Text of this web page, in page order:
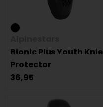
Bionic Plus Youth Knie
Protector
36,95